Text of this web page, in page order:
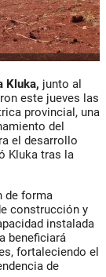
Kluka, junto al
este jueves las
provincial, una
del
el desarrollo
Kluka tras la
de forma
construcción y
instalada
beneficiará
fortaleciendo el
de